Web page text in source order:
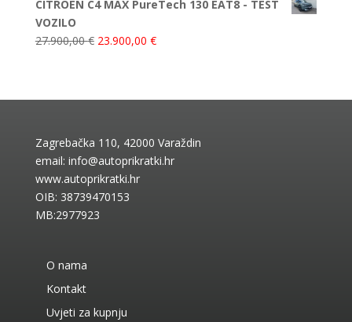
CITROEN C4 MAX PureTech 130 EAT8 - TEST
VOZILO
27.900,00€ 23.900,00 €
Zagrebačka 110, 42000 Varaždin
email: info@autoprikratki.hr
www.autoprikratki.hr
OIB: 38739470153
MB:2977923
O nama
Kontakt
Uvjeti za kupnju